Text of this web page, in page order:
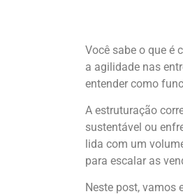
Você sabe o que é
a agilidade nas
entender como
A estruturação
sustentável ou
lida com um
para escalar as
Neste post, vamos